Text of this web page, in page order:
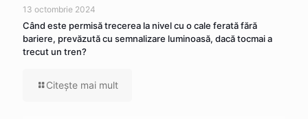
13 octombrie 2024
Când este permisă trecerea la nivel cu o cale ferată fără
bariere, prevăzută cu semnalizare luminoasă, dacă tocmai a
trecut un tren?
Citeşte mai mult